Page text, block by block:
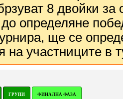
8 двойки
определяне
ще се
на участниците в
ГРУПИ ФИНАЛНА ФАЗА